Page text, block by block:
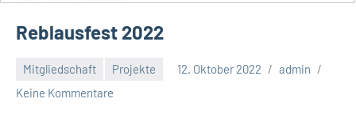
Reblausfest 2022
Mitgliedschaft Projekte 12. Oktober 2022
admin
Keine Kommentare